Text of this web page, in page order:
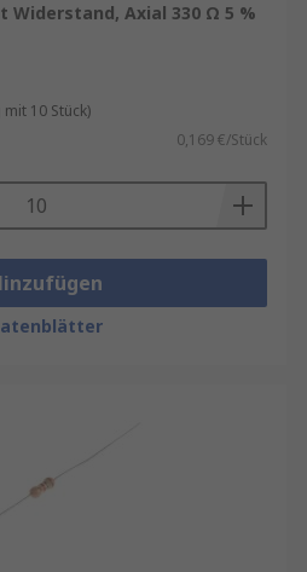
Widerstand, Axial 330 Ω 5 %
10 Stück)
0,169 €/Stück